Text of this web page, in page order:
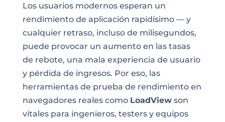
Los usuarios modernos esperan un
rendimiento de aplicación rapidísimo — y
cualquier retraso, incluso de milisegundos,
puede provocar un aumento en las tasas
de rebote, una mala experiencia de usuario
y pérdida de ingresos. Por eso, las
herramientas de prueba de rendimiento en
navegadores reales como LoadViewson
vitales para ingenieros, testers y equipos